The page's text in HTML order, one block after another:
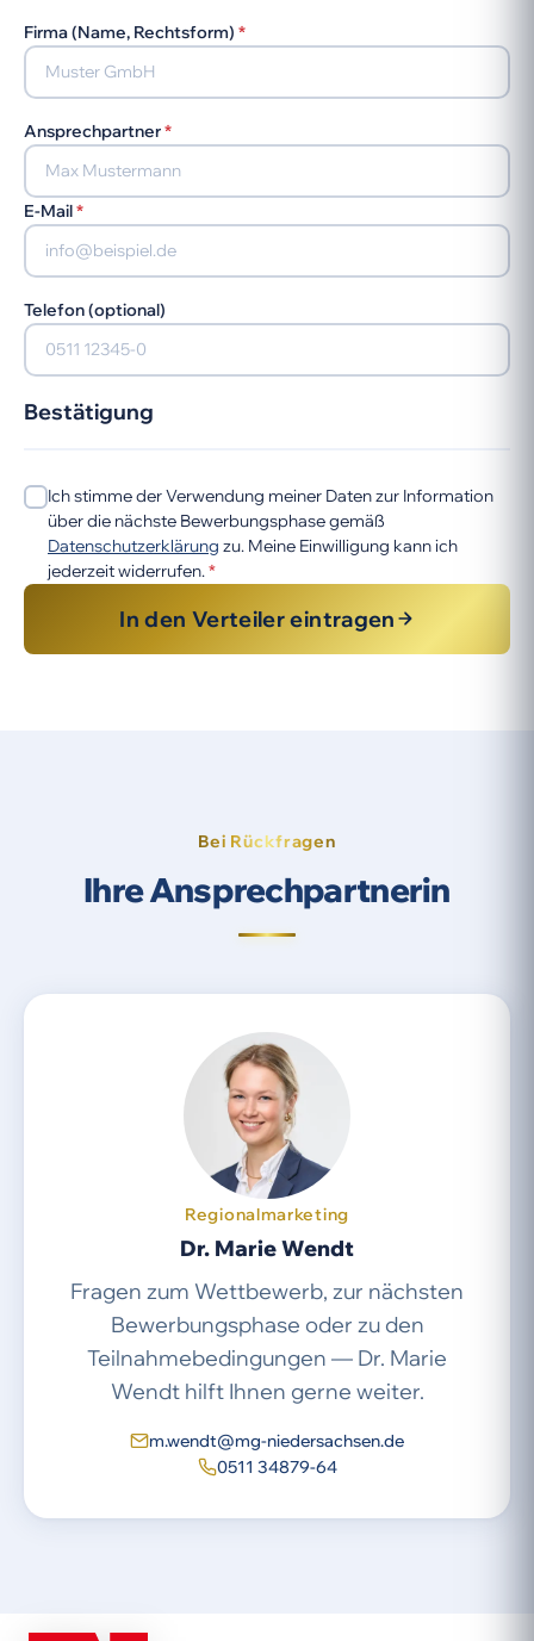
Firma (Name, Rechtsform) *
Ansprechpartner*
E-Mail*
Telefon (optional)
Bestätigung
Ich stimme der Verwendung meiner Daten zur Information
über die nächste Bewerbungsphase gemäß
Datenschutzerklärung zu. Meine Einwilligung kann ich
jederzeit widerrufen. *
In den Verteiler eintragen
Bei Rückfragen
Ihre Ansprechpartnerin
Regionalmarketing
Dr. Marie Wendt
Fragen zum Wettbewerb, zur nächsten
Bewerbungsphase oder zu den
Teilnahmebedingungen — Dr. Marie
Wendt hilft Ihnen gerne weiter.
m.wendt@mg-niedersachsen.de
0511 34879-64